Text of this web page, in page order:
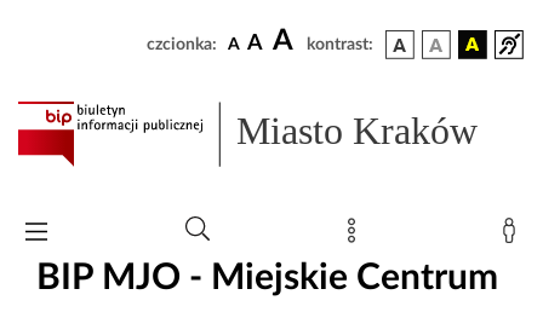
czcionka: A A A kontrast:
Miasto Kraków
BIP MJO - Miejskie Centrum